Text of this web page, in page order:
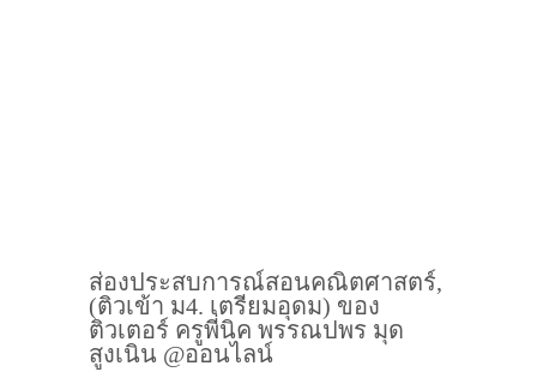
ส่องประสบการณ์สอนคณิตศาสตร์,
(ติวเข้า ม4. เตรียมอุดม) ของ
ติวเตอร์ ครูพี่นิค พรรณปพร มุด
สูงเนิน @ออนไลน์